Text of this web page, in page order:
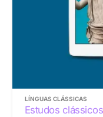
LÍNGUAS CLÁSSICAS
Estudos